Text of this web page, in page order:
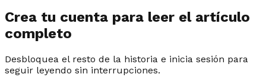
Crea tu cuenta para leer el artículo
completo
Desbloquea el resto de la historia e inicia sesión para
seguir leyendo sin interrupciones.